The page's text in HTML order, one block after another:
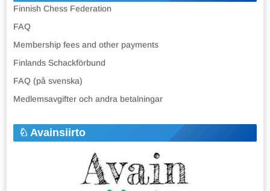
Finnish Chess Federation
FAQ
Membership fees and other payments
Finlands Schackförbund
FAQ (på svenska)
Medlemsavgifter och andra betalningar
Avainsiirto